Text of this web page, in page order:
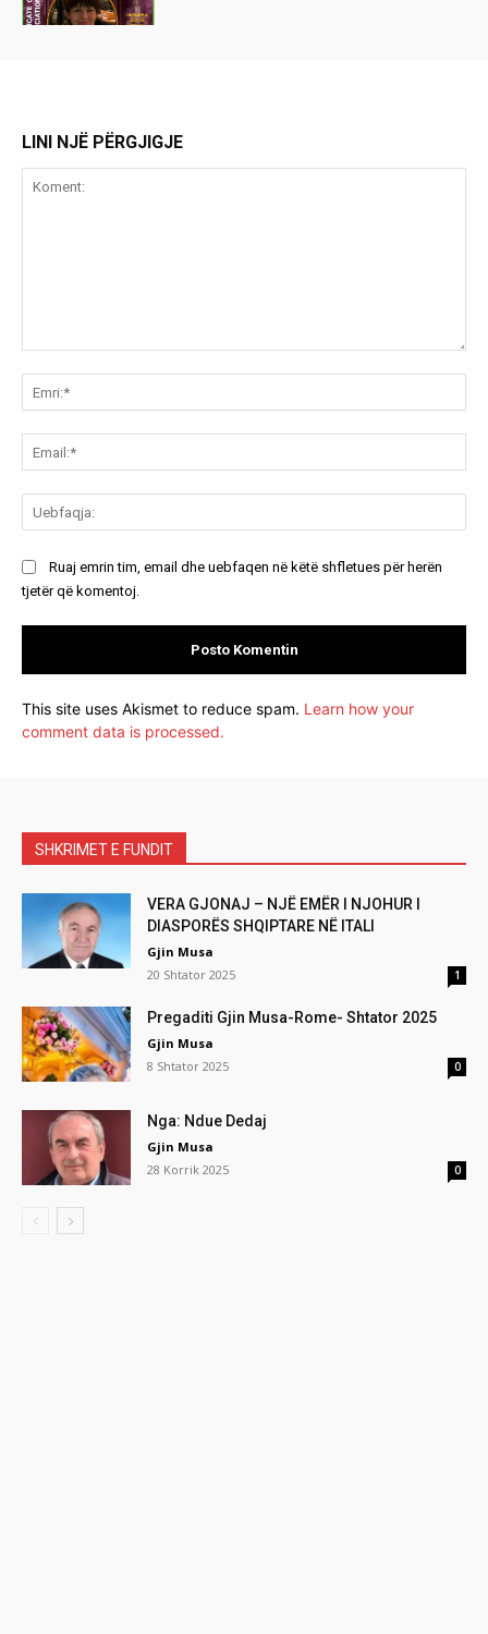
LINI NJË PËRGJIGJE
Ruaj emrin tim, email dhe uebfaqen në këtë shfletues për herën
tjetër që komentoj.
This site uses Akismet to reduce spam. Learn how your
comment data is processed.
SHKRIMET E FUNDIT
VERA GJONAJ – NJË EMËR I NJOHUR I
DIASPORËS SHQIPTARE NË ITALI
Gjin Musa
20 Shtator 2025
1
Pregaditi Gjin Musa-Rome- Shtator 2025
Gjin Musa
8 Shtator 2025
0
Nga: Ndue Dedaj
Gjin Musa
28 Korrik 2025
0